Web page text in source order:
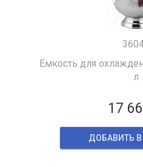
Емкость для
л
17
ДОБАВИТЬ